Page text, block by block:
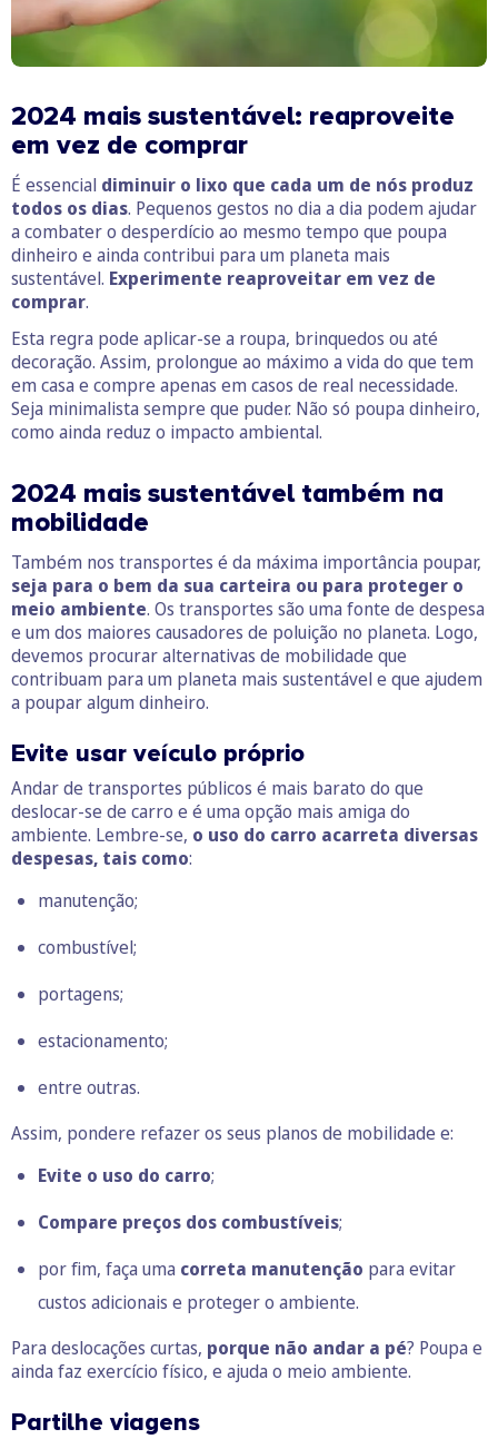
2024 mais sustentável: reaproveite
em vez de comprar
É essencial diminuir o lixo que cada um de nós produz
todos os dias. Pequenos gestos no dia a dia podem ajudar
a combater o desperdício ao mesmo tempo que poupa
dinheiro e ainda contribui para um planeta mais
sustentável. Experimente reaproveitar em vez de
comprar.
Esta regra pode aplicar-se a roupa, brinquedos ou até
decoração. Assim, prolongue ao máximo a vida do que tem
em casa e compre apenas em casos de real necessidade.
Seja minimalista sempre que puder. Não só poupa dinheiro,
como ainda reduz o impacto ambiental.
2024 mais sustentável também na
mobilidade
Também nos transportes é da máxima importância poupar,
seja para o bem da sua carteira ou para proteger o
meio ambiente. Os transportes são uma fonte de despesa
e um dos maiores causadores de poluição no planeta. Logo,
devemos procurar alternativas de mobilidade que
contribuam para um planeta mais sustentável e que ajudem
a poupar algum dinheiro.
Evite usar veículo próprio
Andar de transportes públicos é mais barato do que
deslocar-se de carro e é uma opção mais amiga do
ambiente. Lembre-se, o uso do carro acarreta diversas
despesas, tais como:
manutenção;
combustível;
portagens;
estacionamento;
entre outras.
Assim, pondere refazer os seus planos de mobilidade e:
Evite o uso do carro;
Compare preços dos combustíveis;
por fim, faça uma correta manutenção para evitar
custos adicionais e proteger o ambiente.
Para deslocações curtas, porque não andar a pé? Poupa e
ainda faz exercício físico, e ajuda o meio ambiente.
Partilhe viagens